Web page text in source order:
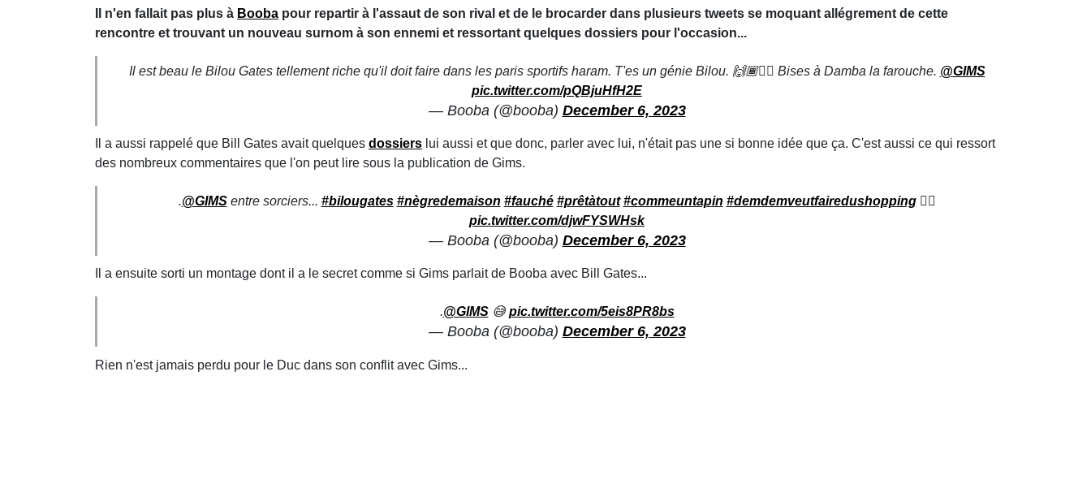
Il n'en fallait pas plus à Booba pour repartir à l'assaut de son rival et de le brocarder dans plusieurs tweets se moquant allégrement de cette
rencontre et trouvant un nouveau surnom à son ennemi et ressortant quelques dossiers pour l'occasion...
Il est beau le Bilou Gates tellement riche qu'il doit faire dans les paris sportifs haram. T'es un génie Bilou. 🙌🏾🏴‍☠️ Bises à Damba la farouche. @GIMS
pic.twitter.com/pQBjuHfH2E
— Booba (@booba) December 6, 2023
Il a aussi rappelé que Bill Gates avait quelques dossiers lui aussi et que donc, parler avec lui, n'était pas une si bonne idée que ça. C'est aussi ce qui ressort
des nombreux commentaires que l'on peut lire sous la publication de Gims.
.@GIMSentre sorciers... #bilougates #nègredemaison #fauché #prêtàtout #commeuntapin #demdemveutfairedushopping🏴‍☠️
pic.twitter.com/djwFYSWHsk
— Booba (@booba) December 6, 2023
Il a ensuite sorti un montage dont il a le secret comme si Gims parlait de Booba avec Bill Gates...
.@GIMS😅 pic.twitter.com/5eis8PR8bs
— Booba (@booba) December 6, 2023
Rien n'est jamais perdu pour le Duc dans son conflit avec Gims...